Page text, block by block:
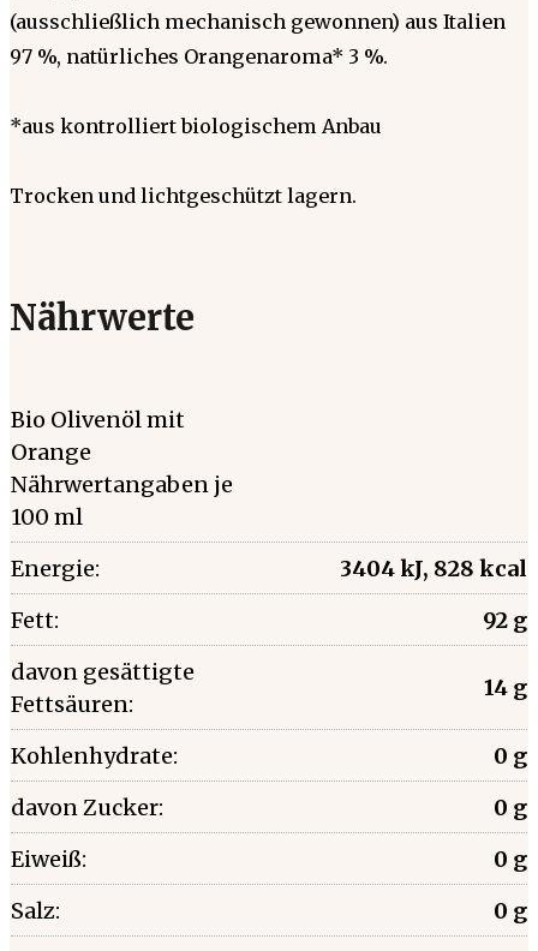
(ausschließlich mechanisch gewonnen) aus Italien
97 %, natürliches Orangenaroma* 3 %.
*aus kontrolliert biologischem Anbau
Trocken und lichtgeschützt lagern.
Nährwerte
Bio Olivenöl mit
Orange
Nährwertangaben je
100 ml
Energie:
3404 kJ, 828 kcal
Fett:
92 g
davon gesättigte
Fettsäuren:
14 g
Kohlenhydrate:
0 g
davon Zucker:
0 g
Eiweiß:
0 g
Salz:
0 g